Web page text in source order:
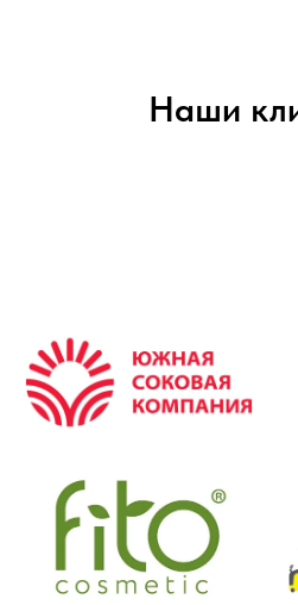
Наши